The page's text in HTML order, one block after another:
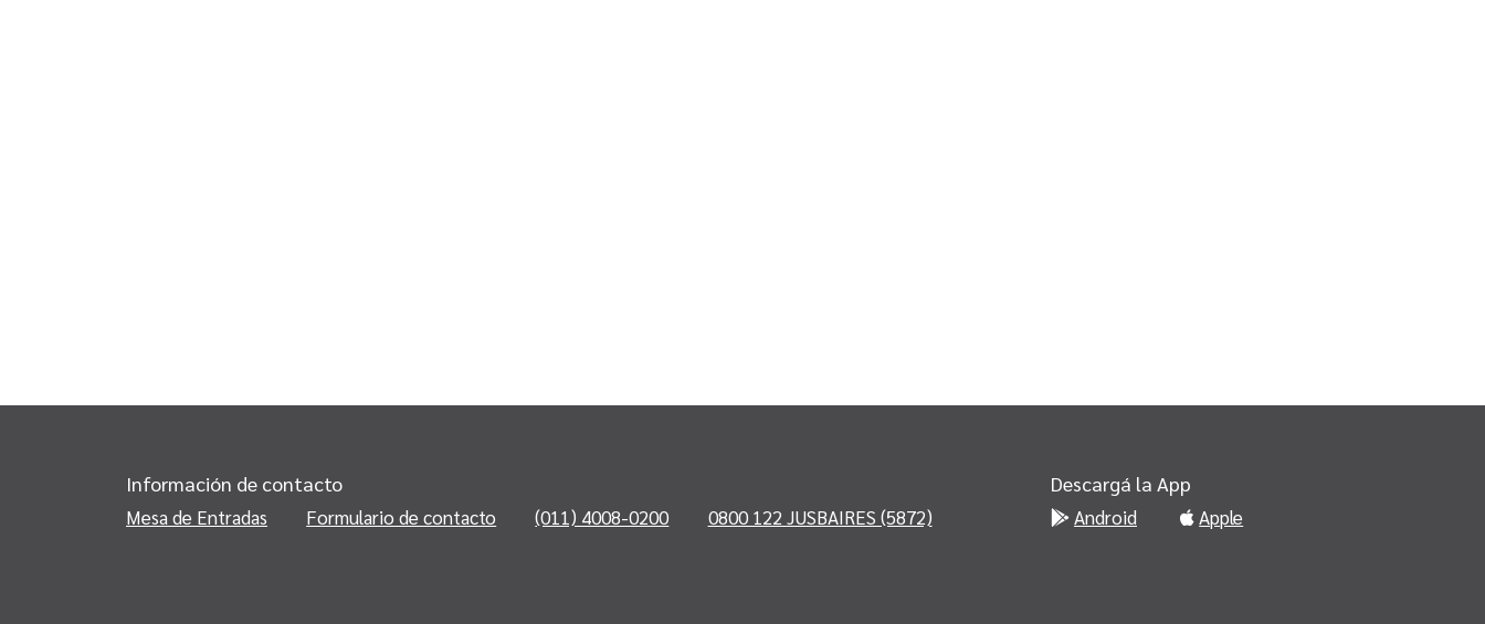
Información de contacto
Mesa de Entradas Formulario de contacto (011) 4008-0200 0800 122 JUSBAIRES (5872)
Descargá la App
Android Apple